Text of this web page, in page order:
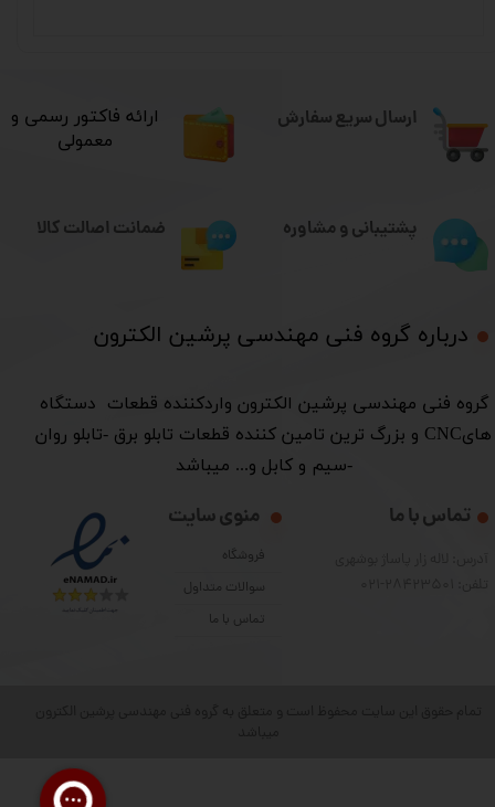
ارسال سریع سفارش
درباره گروه فنی مهندسی پرشین الکترون​​​​​​​
​گروه فنی مهندسی پرشین الکترون واردکننده قطعات دستگاه
هایCNC و بزرگ ترین تامین کننده قطعات تابلو برق -تابلو روان
-سیم و کابل و... میباشد
منوی سایت
فروشگاه
سوالات متداول
تماس با ما
تماس با ما
​ارائه فاکتور رسمی و
معمولی
پشتیبانی و مشاوره ضمانت اصالت کالا